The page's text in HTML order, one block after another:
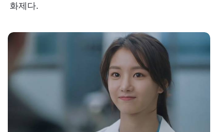
화제다.